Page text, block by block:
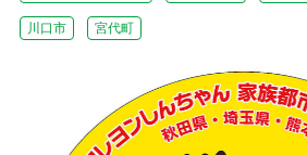
川口市 宮代町